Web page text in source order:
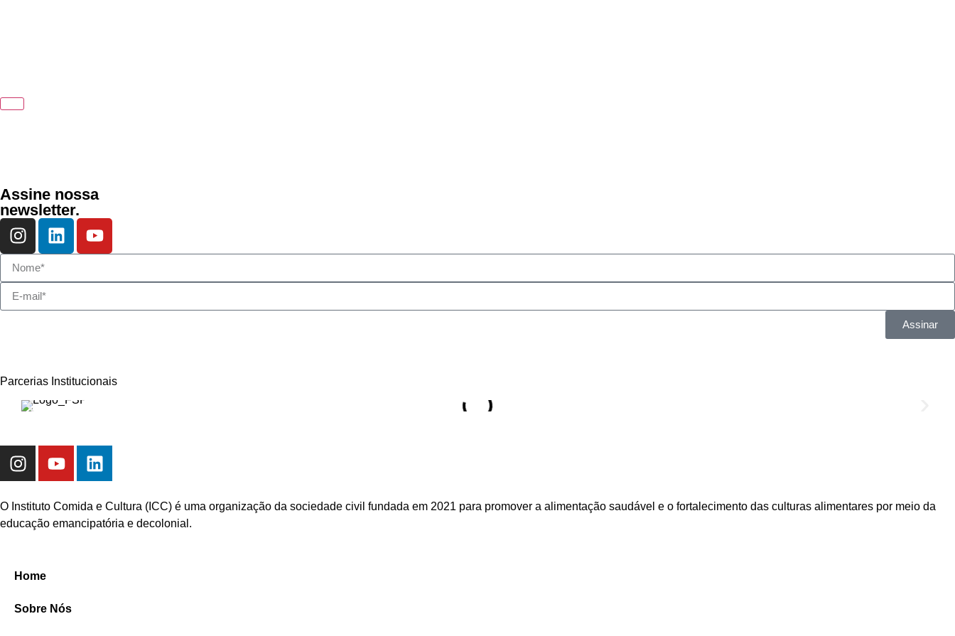
Assine nossa
newsletter.
Assinar
Parcerias Institucionais
O Instituto Comida e Cultura (ICC) é uma organização da sociedade civil fundada em 2021 para promover a alimentação saudável e o fortalecimento das culturas alimentares por meio da
educação emancipatória e decolonial.
Home
Sobre Nós